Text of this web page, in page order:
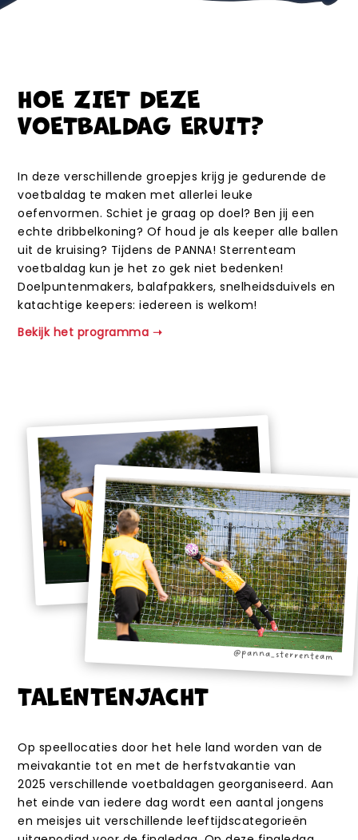
HOE ZIET DEZE
VOETBALDAG ERUIT?
In deze verschillende groepjes krijg je gedurende de
voetbaldag te maken met allerlei leuke
oefenvormen. Schiet je graag op doel? Ben jij een
echte dribbelkoning? Of houd je als keeper alle ballen
uit de kruising? Tijdens de PANNA! Sterrenteam
voetbaldag kun je het zo gek niet bedenken!
Doelpuntenmakers, balafpakkers, snelheidsduivels en
katachtige keepers: iedereen is welkom!
Bekijk het programma
@panna_sterrenteam
@panna_sterrenteam
TALENTENJACHT
Op speellocaties door het hele land worden van de
meivakantie tot en met de herfstvakantie van
2025 verschillende voetbaldagen georganiseerd. Aan
het einde van iedere dag wordt een aantal jongens
en meisjes uit verschillende leeftijdscategorieën